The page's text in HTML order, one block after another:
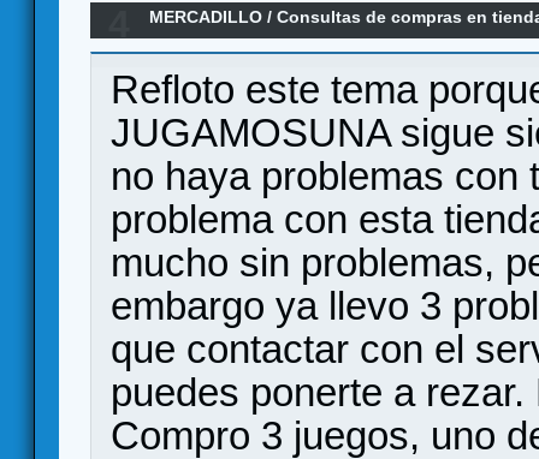
MERCADILLO /Consultas de compras en
Refloto este tema
JUGAMOSUNA sigue
no haya problemas con
problema con esta
mucho sin problemas,
embargo ya llevo 3
que contactar con el
puedes ponerte a
Compro 3 juegos, uno